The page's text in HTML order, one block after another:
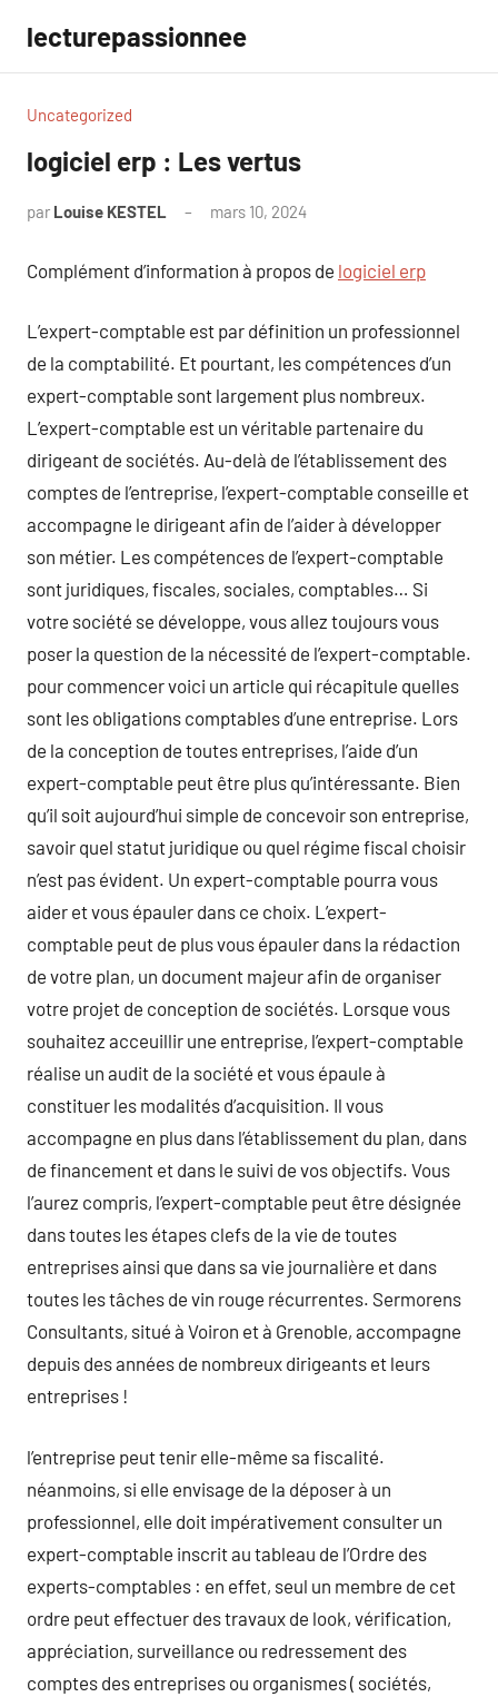
contenu
lecturepassionnee
Uncategorized
logiciel erp : Les vertus
par Louise KESTEL mars 10, 2024
Complément d’information à propos de logiciel erp
L’expert-comptable est par définition un professionnel
de la comptabilité. Et pourtant, les compétences d’un
expert-comptable sont largement plus nombreux.
L’expert-comptable est un véritable partenaire du
dirigeant de sociétés. Au-delà de l’établissement des
comptes de l’entreprise, l’expert-comptable conseille et
accompagne le dirigeant afin de l’aider à développer
son métier. Les compétences de l’expert-comptable
sont juridiques, fiscales, sociales, comptables… Si
votre société se développe, vous allez toujours vous
poser la question de la nécessité de l’expert-comptable.
pour commencer voici un article qui récapitule quelles
sont les obligations comptables d’une entreprise. Lors
de la conception de toutes entreprises, l’aide d’un
expert-comptable peut être plus qu’intéressante. Bien
qu’il soit aujourd’hui simple de concevoir son entreprise,
savoir quel statut juridique ou quel régime fiscal choisir
n’est pas évident. Un expert-comptable pourra vous
aider et vous épauler dans ce choix. L’expert-
comptable peut de plus vous épauler dans la rédaction
de votre plan, un document majeur afin de organiser
votre projet de conception de sociétés. Lorsque vous
souhaitez acceuillir une entreprise, l’expert-comptable
réalise un audit de la société et vous épaule à
constituer les modalités d’acquisition. Il vous
accompagne en plus dans l’établissement du plan, dans
de financement et dans le suivi de vos objectifs. Vous
l’aurez compris, l’expert-comptable peut être désignée
dans toutes les étapes clefs de la vie de toutes
entreprises ainsi que dans sa vie journalière et dans
toutes les tâches de vin rouge récurrentes. Sermorens
Consultants, situé à Voiron et à Grenoble, accompagne
depuis des années de nombreux dirigeants et leurs
entreprises !
l’entreprise peut tenir elle-même sa fiscalité.
néanmoins, si elle envisage de la déposer à un
professionnel, elle doit impérativement consulter un
expert-comptable inscrit au tableau de l’Ordre des
experts-comptables : en effet, seul un membre de cet
ordre peut effectuer des travaux de look, vérification,
appréciation, surveillance ou redressement des
comptes des entreprises ou organismes ( sociétés,